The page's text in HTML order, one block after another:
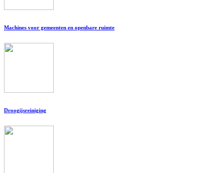
Machines voor gemeenten en openbare ruimte
Droogijsreiniging